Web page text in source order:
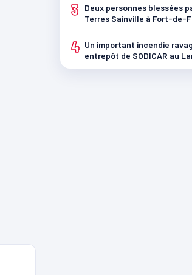
3
Deux personnes blessées
Terres Sainville à Fort-de-
4 Un important incendie
entrepôt de SODICAR au